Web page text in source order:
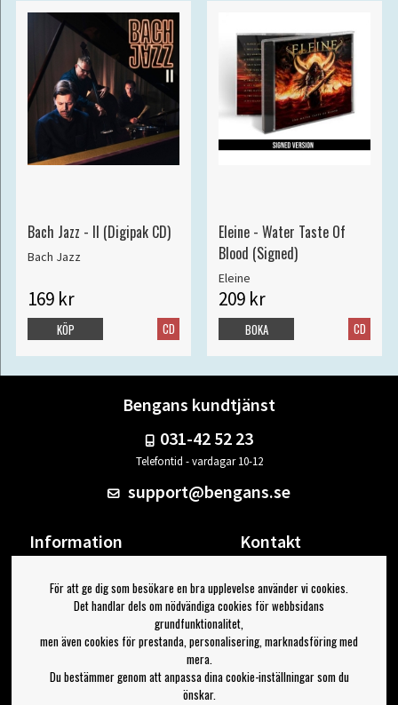
Bach Jazz - II (Digipak CD)
Bach Jazz
169 kr
CD
KÖP
Eleine - Water Taste Of
Blood (Signed)
Eleine
209 kr
CD
BOKA
Bengans kundtjänst
031-42 52 23
Telefontid - vardagar 10-12
support@bengans.se
Information
Om Bengans
FAQ / Köp- & Leveransvillkor
Kontakt
Din sida
Logga ut
Jag vill ha tips från Bengans
För att ge dig som besökare en bra upplevelse använder vi cookies.
Det handlar dels om nödvändiga cookies för webbsidans
grundfunktionalitet,
men även cookies för prestanda, personalisering, marknadsföring med
mera.
Du bestämmer genom att anpassa dina cookie-inställningar som du
önskar.